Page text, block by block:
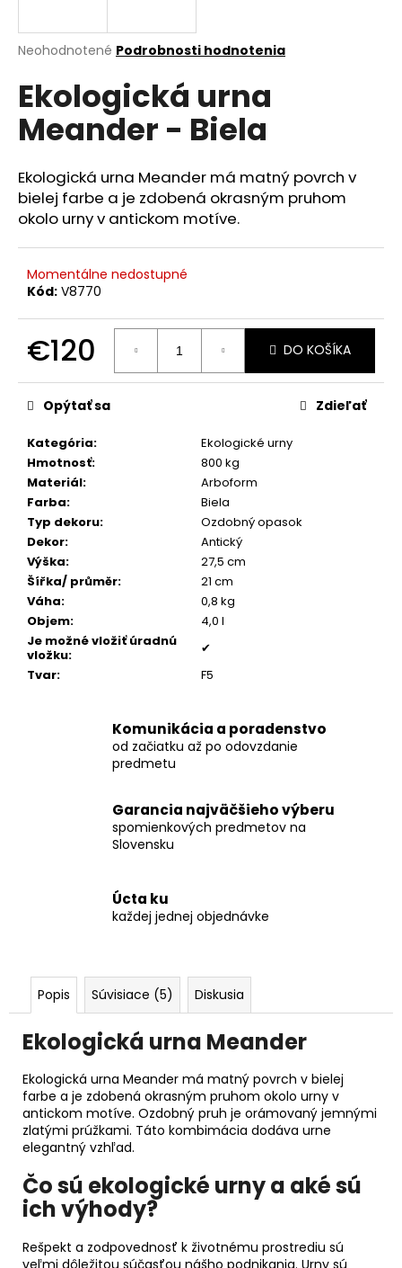
Priemerné
produktu
je
0,0
hviezdičiek.
Neohodnotené Podrobnosti hodnotenia
Ekologická urna
Meander - Biela
Ekologická urna Meander má matný povrch v
bielej farbe a je zdobená okrasným pruhom
okolo urny v antickom motíve.
Momentálne nedostupné
Kód: V8770
€120
cena:
DO KOŠÍKA
Kategória:
Ekologické urny
Hmotnosť:
800 kg
Materiál:
Arboform
Farba:
Biela
Typ dekoru:
Ozdobný opasok
Dekor:
Antický
Výška:
27,5 cm
Šířka/ průměr:
21 cm
Váha:
0,8 kg
Objem:
4,0 l
Je možné vložiť úradnú
vložku:
✔
Tvar: F5
Opýtať sa Zdieľať
Komunikácia a poradenstvo
od začiatku až po odovzdanie
predmetu
Garancia najväčšieho výberu
spomienkových predmetov na
Slovensku
Úcta ku
každej jednej objednávke
Popis Súvisiace (5) Diskusia
Ekologická urna Meander
Ekologická urna Meander má matný povrch v bielej
farbe a je zdobená okrasným pruhom okolo urny v
antickom motíve. Ozdobný pruh je orámovaný jemnými
zlatými prúžkami. Táto kombimácia dodáva urne
elegantný vzhľad.
Čo sú ekologické urny a aké sú
ich výhody?
Rešpekt a zodpovednosť k životnému prostrediu sú
j
ť
?
HĽADAŤ
O
p
o
ú
č
m
e
PÁNSKY
TOMMY
ŠNÚROVÝ
NÁRAMOK
€160